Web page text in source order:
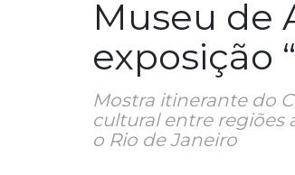
Museu de
exposição
Mostra itinerante do
cultural entre regiões
o Rio de Janeiro